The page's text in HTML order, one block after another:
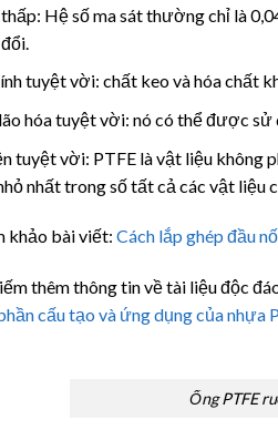
Hệ số ma sát thường chỉ là
tuyệt vời: chất keo và hóa chất
hóa tuyệt vời: nó có thể được
tuyệt vời: PTFE là vật liệu không
nhất trong số tất cả các vật liệu
khảo bài viết: Cách lắp ghép đầu
thêm thông tin về tài liệu độc
cấu tạo và ứng dụng của nhựa
Ống PTFE